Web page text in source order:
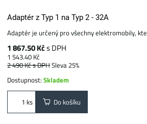
Adaptér z Typ 1 na Typ 2 - 32A
Adaptér je určený pro všechny elektromobily,
1 867.50 Kčs DPH
1 543.40 Kč
2 490 Kčs DPHSleva 25%
Dostupnost:Skladem
ks Do košíku